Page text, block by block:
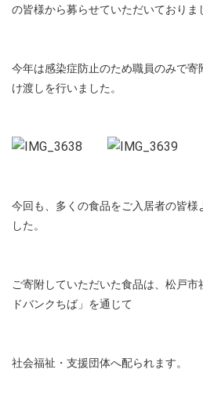
の皆様から募らせていただいておりま
今年は感染症防止のため職員のみで寄
け渡しを行いました。
今回も、多くの食品をご入居者の皆様
した。
ご寄附していただいた食品は、松戸
ドバンクちば」を通じて
社会福祉・支援団体へ配られます。